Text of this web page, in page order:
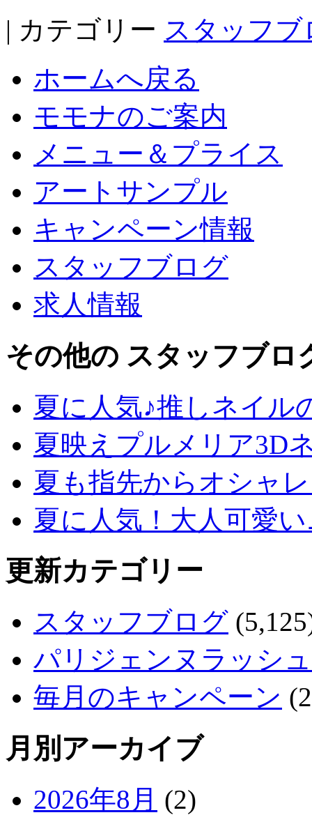
て
Twitter
で
し
い
ド
ウ
き
ま
る
に
は
ク
し
て
だ
さ
い
(新
い
ウ
ィ
ド
ウ
で
開
き
ま
す)
| カテゴリー スタッフブ
ホームへ戻る
モモナのご案内
メニュー＆プライス
アートサンプル
キャンペーン情報
スタッフブログ
求人情報
その他の スタッフブロ
夏に人気♪推しネイル
夏映えプルメリア3D
夏も指先からオシャ
夏に人気！大人可愛
更新カテゴリー
スタッフブログ
パリジェンヌラッシ
毎月のキャンペーン
月別アーカイブ
2026年8月 (2)